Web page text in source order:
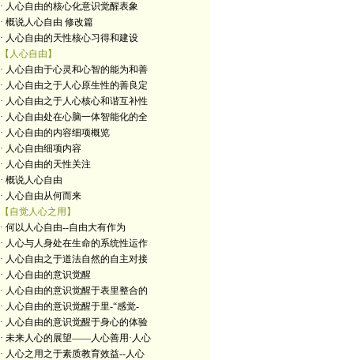
· 人心自由的核心化意识觉醒表象
· 概说人心自由 修改篇
· 人心自由的天性核心习得和建设
【人心自由】
· 人心自由于心灵和心智的能为和善
· 人心自由之于人心原生性的善良定
· 人心自由之于人心核心和谐互补性
· 人心自由处在心脑一体智能化的全
· 人心自由的内容细项概览
· 人心自由细项内容
· 人心自由的天性关注
· 概说人心自由
· 人心自由从何而来
【自觉人心之用】
· 何以人心自由--自由大有作为
· 人心与人身处在生命的系统性运作
· 人心自由之于道法自然的自主对接
· 人心自由的意识觉醒
· 人心自由的意识觉醒于表里整合的
· 人心自由的意识觉醒于里-“感觉-
· 人心自由的意识觉醒于身心的体验
· 未来人心的展望——人心善用·人心
· 人心之用之于素质教育效益--人心